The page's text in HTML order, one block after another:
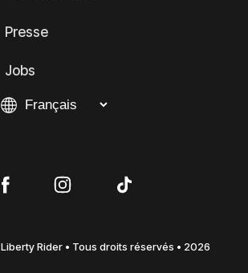
Presse
Jobs
Liberty Rider • Tous droits réservés • 2026